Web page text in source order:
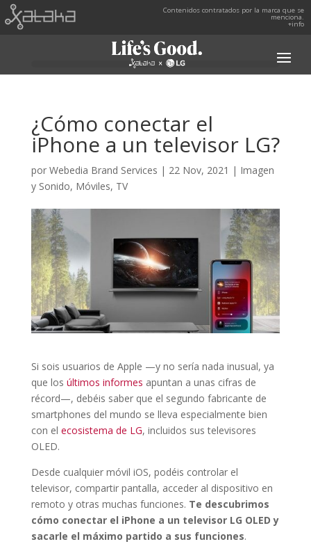
Contenidos contratados por la marca que se
menciona.
+info
¿Cómo conectar el
iPhone a un televisor LG?
por Webedia Brand Services | 22 Nov, 2021 | Imagen
y Sonido, Móviles, TV
Si sois usuarios de Apple —y no sería nada inusual, ya
que los últimos informes apuntan a unas cifras de
récord—, debéis saber que el segundo fabricante de
smartphones del mundo se lleva especialmente bien
con el ecosistema de LG, incluidos sus televisores
OLED.
Desde cualquier móvil iOS, podéis controlar el
televisor, compartir pantalla, acceder al dispositivo en
remoto y otras muchas funciones. Te descubrimos
cómo conectar el iPhone a un televisor LG OLED y
sacarle el máximo partido a sus funciones.